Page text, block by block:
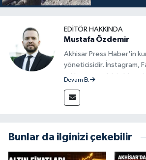
EDITÖR HAKKINDA
Mustafa Özdemir
Akhisar Press Haber'in
yöneticisidir. İnstagram,
reklam vermek için bize
Devam Et
Bunlar da ilginizi çekebilir